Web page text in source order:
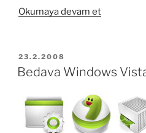
Okumaya devam et“Windows
Image
YAYIM
TARIHI
23.2.2008
Bedava Windows